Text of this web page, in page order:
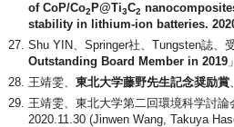
ofCoP/Co2P@Ti3C2
stability in lithium-ion batteries.
Shu YIN、Springer社、Tungsten誌、
Outstanding Board Member in 2019
王靖雯、東北大学藤野先生記念奨励賞
王靖雯、東北大学第二回環境科学討論
2020.11.30 (Jinwen Wang, Takuya